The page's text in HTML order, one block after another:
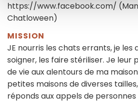
https://www.facebook.com/
Chatloween)
MISSION
JE nourris les chats errants, je
soigner, les faire stériliser. Je leur
de vie aux alentours de ma
petites maisons de diverses
réponds aux appels de personnes